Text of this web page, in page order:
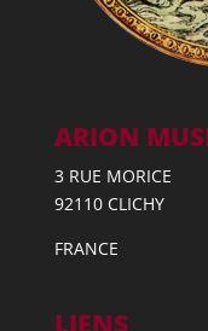
ARION
3 RUE MORICE
92110 CLICHY
FRANCE
LIENS